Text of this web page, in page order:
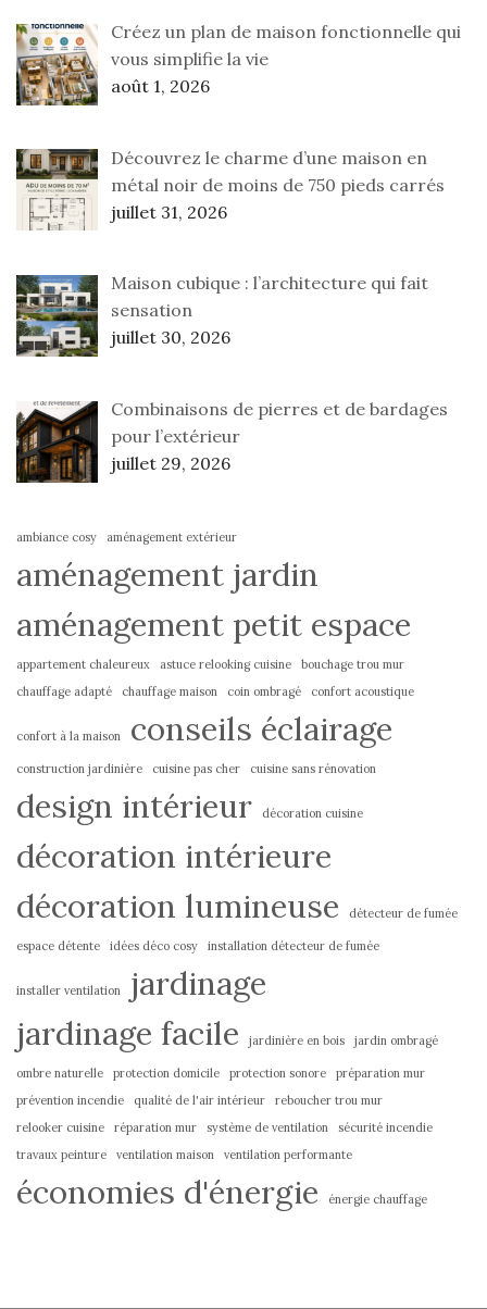
Créez un plan de maison fonctionnelle qui
vous simplifie la vie
août 1, 2026
Découvrez le charme d’une maison en
métal noir de moins de 750 pieds carrés
juillet 31, 2026
Maison cubique : l’architecture qui fait
sensation
juillet 30, 2026
Combinaisons de pierres et de bardages
pour l’extérieur
juillet 29, 2026
ambiance cosy aménagement extérieur
aménagement jardin
aménagement petit espace
appartement chaleureux astuce relooking cuisine
bouchage trou mur
chauffage adapté
chauffage maison coin ombragé confort acoustique
confort à la maison conseils éclairage
construction jardinière cuisine pas cher cuisine sans rénovation
design intérieur décoration cuisine
décoration intérieure
décoration lumineuse
détecteur de fumée
espace détente idées déco cosy installation détecteur de fumée
installer ventilation
jardinage
jardinage facile
jardinière en bois jardin ombragé
ombre naturelle protection domicile protection sonore
préparation mur
prévention incendie
qualité de l'air intérieur
reboucher trou mur
relooker cuisine
réparation mur système de ventilation
sécurité incendie
travaux peinture
ventilation maison ventilation performante
économies d'énergie énergie chauffage